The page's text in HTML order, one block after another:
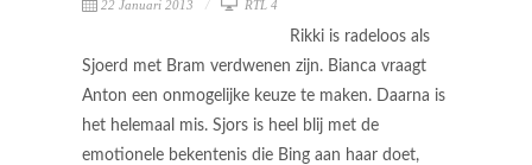
22 Januari 2013 RTL 4
Rikki is radeloos als
Sjoerd met Bram verdwenen zijn. Bianca vraagt
Anton een onmogelijke keuze te maken. Daarna is
het helemaal mis. Sjors is heel blij met de
emotionele bekentenis die Bing aan haar doet,